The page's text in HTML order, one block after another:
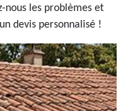
les problèmes et
devis personnalisé !